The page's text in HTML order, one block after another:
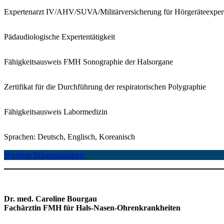
Expertenarzt IV/AHV/SUVA/Militärversicherung für
Pädaudiologische Expertentätigkeit
Fähigkeitsausweis FMH Sonographie der Halsorgane
Zertifikat für die Durchführung der respiratorischen Polygraphie
Fähigkeitsausweis Labormedizin
Sprachen: Deutsch, Englisch, Koreanisch
Weitere Informationen
Dr. med. Caroline Bourgau
Fachärztin FMH für Hals-Nasen-Ohrenkrankheiten